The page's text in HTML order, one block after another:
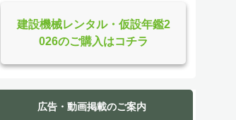
建設機械レンタル・仮設年鑑2
026のご購入はコチラ
広告・動画掲載のご案内